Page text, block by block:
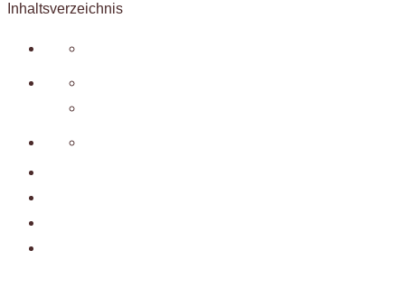
Inhaltsverzeichnis